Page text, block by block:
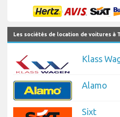
Les sociétés de location de voitures à
Klass
Alamo
Sixt